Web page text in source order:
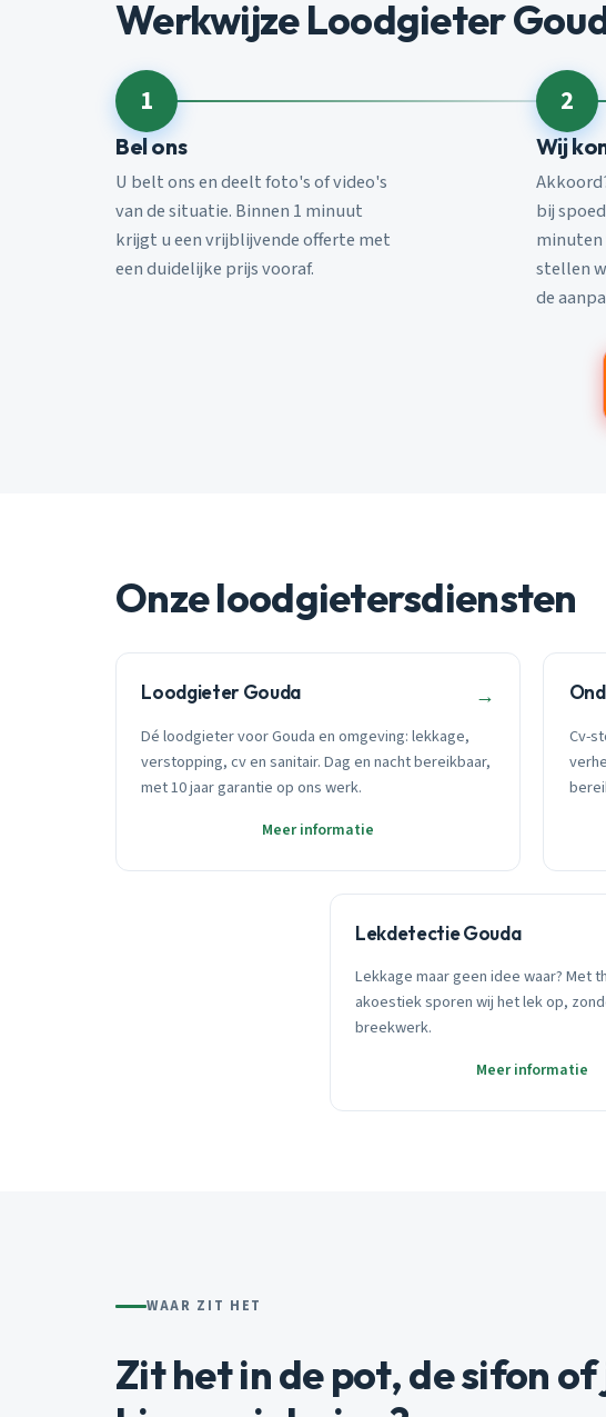
Werkwijze Loodgieter
1
Bel ons
U belt ons en deelt foto's of video's
van de situatie. Binnen 1 minuut
krijgt u een vrijblijvende offerte met
een duidelijke prijs vooraf.
2
Wij
bij
minuten
stellen
de
Onze loodgietersdiensten
Loodgieter Gouda →
Dé loodgieter voor Gouda en omgeving: lekkage,
verstopping, cv en sanitair. Dag en nacht bereikbaar,
met 10 jaar garantie op ons werk.
Meer informatie
Cv-
Lekdetectie Gouda
Lekkage maar geen idee waar? Met
akoestiek sporen wij het lek op,
breekwerk.
Meer informatie
WAAR ZIT HET
Zit het in de pot, de sifon of